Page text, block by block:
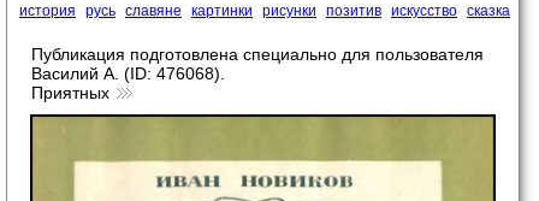
история русь славяне картинки рисунки позитив искусство сказка
Публикация подготовлена специально для пользователя
Василий А. (ID: 476068).
Приятных